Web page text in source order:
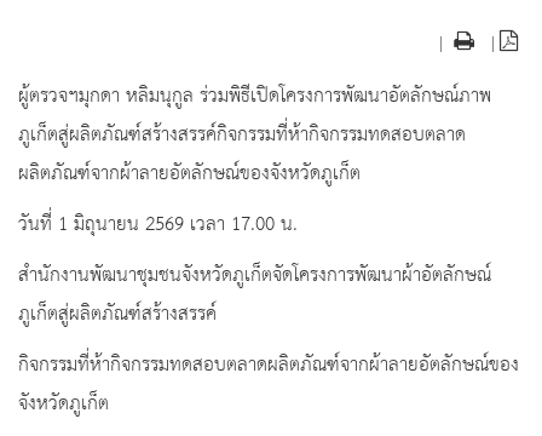
| |
ผู้ตรวจฯมุกดา หลิมนุกูล ร่วมพิธีเปิดโครงการพัฒนาอัตลักษณ์ภาพ
ภูเก็ตสู่ผลิตภัณฑ์สร้างสรรค์กิจกรรมที่ห้ากิจกรรมทดสอบตลาด
ผลิตภัณฑ์จากผ้าลายอัตลักษณ์ของจังหวัดภูเก็ต
วันที่ 1 มิถุนายน 2569 เวลา 17.00 น.
สำนักงานพัฒนาชุมชนจังหวัดภูเก็ตจัดโครงการพัฒนาผ้าอัตลักษณ์
ภูเก็ตสู่ผลิตภัณฑ์สร้างสรรค์
กิจกรรมที่ห้ากิจกรรมทดสอบตลาดผลิตภัณฑ์จากผ้าลายอัตลักษณ์ของ
จังหวัดภูเก็ต